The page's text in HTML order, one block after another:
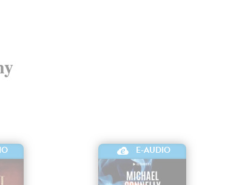
E-AUDIO